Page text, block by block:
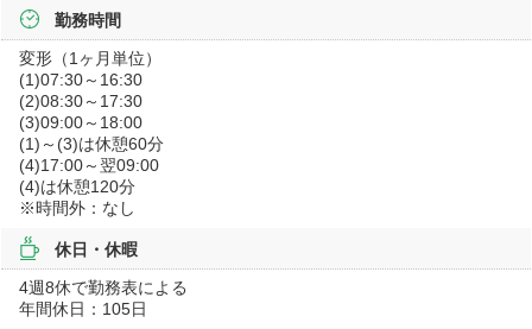
勤務時間
変形（1ヶ月単位）
(1)07:30～16:30
(2)08:30～17:30
(3)09:00～18:00
(1)～(3)は休憩60分
(4)17:00～翌09:00
(4)は休憩120分
※時間外：なし
休日・休暇
4週8休で勤務表による
年間休日：105日